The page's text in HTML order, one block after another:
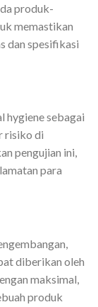
produk-
memastikan
dan spesifikasi
hygiene sebagai
risiko di
pengujian ini,
para
diberikan oleh
maksimal,
produk